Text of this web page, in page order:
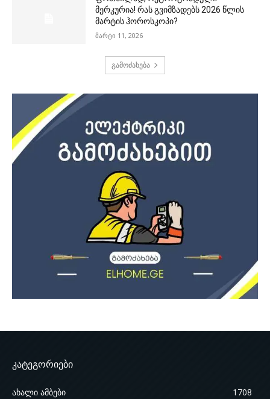
მერკურია! რას გვიმზადებს 2026 წლის
მარტის ჰოროსკოპი?
მარტი 11, 2026
გამოძახება
კატეგორიები
ახალი ამბები
1708